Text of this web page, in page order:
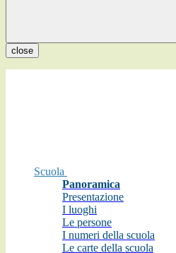
close
Scuola
Panoramica
Presentazione
I luoghi
Le persone
I numeri della scuola
Le carte della scuola